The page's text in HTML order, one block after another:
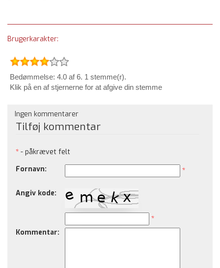
Brugerkarakter:
Bedømmelse: 4.0 af 6. 1 stemme(r).
Klik på en af stjernerne for at afgive din stemme
Ingen kommentarer
Tilføj kommentar
* - påkrævet felt
Fornavn:
*
Angiv kode:
*
Kommentar: